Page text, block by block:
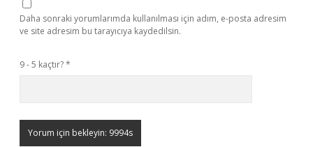
Daha sonraki yorumlarımda kullanılması için adım, e-posta adresim
ve site adresim bu tarayıcıya kaydedilsin.
9 - 5 kaçtır?*